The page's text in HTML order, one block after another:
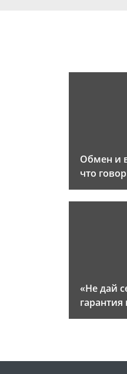
Обмен и
что
«Не дай
гарантия